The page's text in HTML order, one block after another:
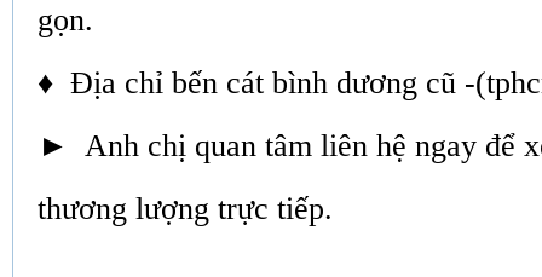
gọn.
♦ Địa chỉ bến cát bình dương cũ -
► Anh chị quan tâm liên hệ ngay để
thương lượng trực tiếp.